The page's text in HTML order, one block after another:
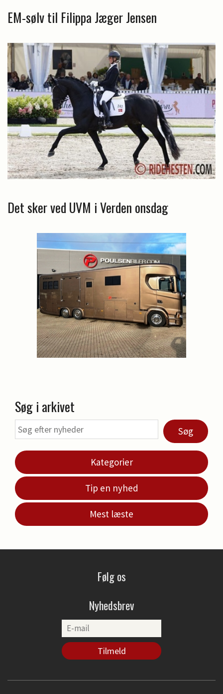
EM-sølv til Filippa Jæger Jensen
Det sker ved UVM i Verden onsdag
Søg i arkivet
Søg
Kategorier
Tip en nyhed
Mest læste
Følg os
Nyhedsbrev